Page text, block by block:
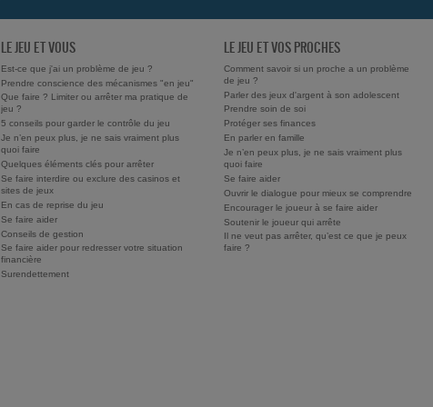
LE JEU ET VOUS
Est-ce que j'ai un problème de jeu ?
Prendre conscience des mécanismes "en jeu"
Que faire ? Limiter ou arrêter ma pratique de
jeu ?
5 conseils pour garder le contrôle du jeu
Je n’en peux plus, je ne sais vraiment plus
quoi faire
Quelques éléments clés pour arrêter
Se faire interdire ou exclure des casinos et
sites de jeux
En cas de reprise du jeu
Se faire aider
Conseils de gestion
Se faire aider pour redresser votre situation
financière
Surendettement
LE JEU ET VOS PROCHES
Comment savoir si un proche a un problème
de jeu ?
Parler des jeux d'argent à son adolescent
Prendre soin de soi
Protéger ses finances
En parler en famille
Je n’en peux plus, je ne sais vraiment plus
quoi faire
Se faire aider
Ouvrir le dialogue pour mieux se comprendre
Encourager le joueur à se faire aider
Soutenir le joueur qui arrête
Il ne veut pas arrêter, qu’est ce que je peux
faire ?